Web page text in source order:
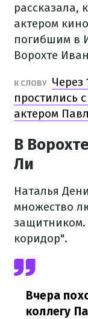
актером
погибшим в
Ворохте
К СЛОВУ Через
простились
актером
В
Ли
Наталья
множество
защитником.
коридор".
Вчера
коллегу